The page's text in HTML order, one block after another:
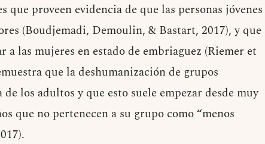
que proveen evidencia de que las personas jóvenes
(Boudjemadi, Demoulin, & Bastart, 2017), y que
a las mujeres en estado de embriaguez (Riemer et
que la deshumanización de grupos
los adultos y que esto suele empezar desde muy
que no pertenecen a su grupo como “menos